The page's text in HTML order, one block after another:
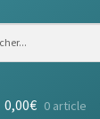
0,00€ 0 article